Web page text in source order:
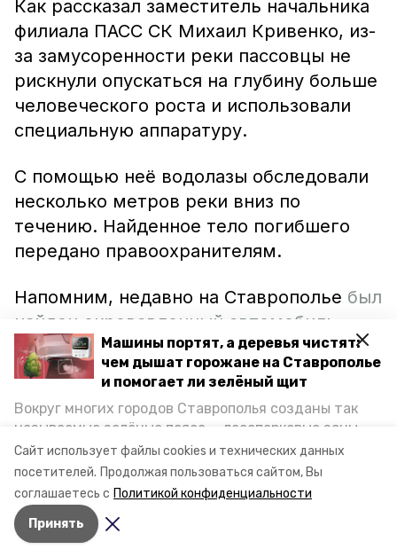
Сайт использует файлы cookies и технических данных
посетителей. Продолжая пользоваться сайтом, Вы
соглашаетесь с Политикой конфиденциальности
Принять
Машины портят, а деревья чистят:
чем дышат горожане на Ставрополье
и помогает ли зелёный щит
Вокруг многих городов Ставрополья созданы так
называемые зелёные пояса — лесопарковые зоны,
снижающие негативное воздействие выхлопных
газов на атмосферу. Справляются ли они с
постоянно растущим потоком автотранспорта и
каким воздухом дышат жители края, узнала
корреспондент «Победы26».
Как рассказал заместитель начальника
филиала ПАСС СК Михаил Кривенко, из-
за замусоренности реки пассовцы не
рискнули опускаться на глубину больше
человеческого роста и использовали
специальную аппаратуру.
С помощью неё водолазы обследовали
несколько метров реки вниз по
течению. Найденное тело погибшего
передано правоохранителям.
Напомним, недавно на Ставрополье был
найден окровавленный автомобиль
Правоохранители предполагают, что
владелец транспортного средства мог
злоумышленники попытались
избавиться от тела, утопив его в рядом
текущей реке.
Авторы: Елена Татаринова